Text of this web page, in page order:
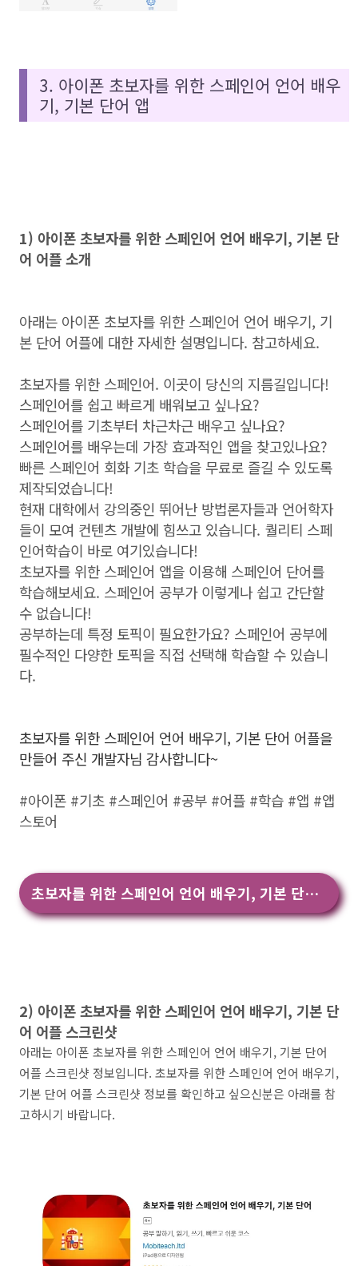
3. 아이폰 초보자를 위한 스페인어 언어 배우
기, 기본 단어 앱
1) 아이폰 초보자를 위한 스페인어 언어 배우기, 기본 단
어 어플 소개
아래는 아이폰 초보자를 위한 스페인어 언어 배우기, 기
본 단어 어플에 대한 자세한 설명입니다. 참고하세요.
초보자를 위한 스페인어. 이곳이 당신의 지름길입니다!
스페인어를 쉽고 빠르게 배워보고 싶나요?
스페인어를 기초부터 차근차근 배우고 싶나요?
스페인어를 배우는데 가장 효과적인 앱을 찾고있나요?
빠른 스페인어 회화 기초 학습을 무료로 즐길 수 있도록
제작되었습니다!
현재 대학에서 강의중인 뛰어난 방법론자들과 언어학자
들이 모여 컨텐츠 개발에 힘쓰고 있습니다. 퀄리티 스페
인어학습이 바로 여기있습니다!
초보자를 위한 스페인어 앱을 이용해 스페인어 단어를
학습해보세요. 스페인어 공부가 이렇게나 쉽고 간단할
수 없습니다!
공부하는데 특정 토픽이 필요한가요? 스페인어 공부에
필수적인 다양한 토픽을 직접 선택해 학습할 수 있습니
다.
초보자를 위한 스페인어 언어 배우기, 기본 단어 어플을
만들어 주신 개발자님 감사합니다~
#아이폰 #기초 #스페인어 #공부 #어플 #학습 #앱 #앱
스토어
초보자를 위한 스페인어 언어 배우기, 기본 단어 앱 다운
2) 아이폰 초보자를 위한 스페인어 언어 배우기, 기본 단
어 어플 스크린샷
아래는 아이폰 초보자를 위한 스페인어 언어 배우기, 기본 단어
어플 스크린샷 정보입니다. 초보자를 위한 스페인어 언어 배우기,
기본 단어 어플 스크린샷 정보를 확인하고 싶으신분은 아래를 참
고하시기 바랍니다.